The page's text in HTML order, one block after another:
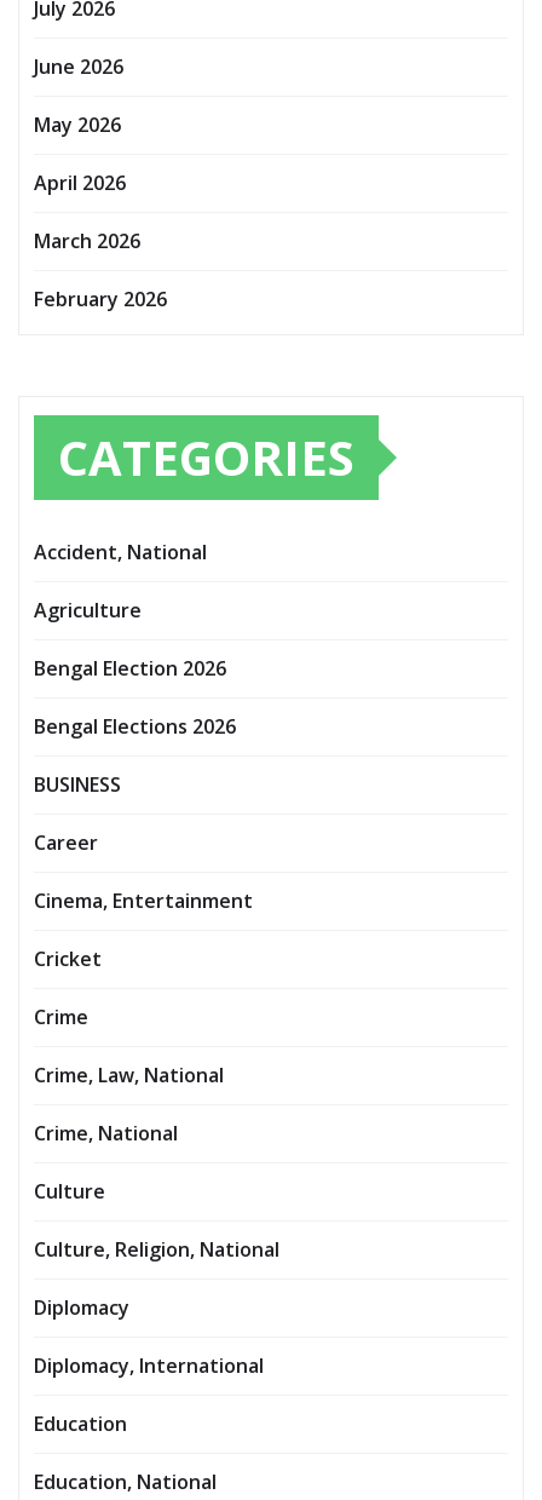
July 2026
June 2026
May 2026
April 2026
March 2026
February 2026
CATEGORIES
Accident, National
Agriculture
Bengal Election 2026
Bengal Elections 2026
BUSINESS
Career
Cinema, Entertainment
Cricket
Crime
Crime, Law, National
Crime, National
Culture
Culture, Religion, National
Diplomacy
Diplomacy, International
Education
Education, National